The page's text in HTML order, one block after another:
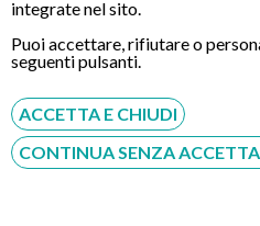
integrate nel sito.
Puoi accettare, rifiutare o
seguenti pulsanti.
ACCETTA E CHIUDI
CONTINUA SENZA
Fatti richiamare
Inserisci il tuo numero, ti